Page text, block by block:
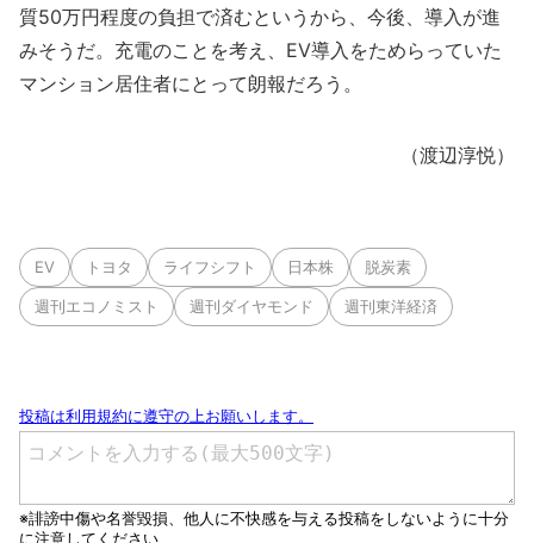
質50万円程度の負担で済むというから、今後、導入が進
みそうだ。充電のことを考え、EV導入をためらっていた
マンション居住者にとって朗報だろう。
（渡辺淳悦）
EV トヨタ ライフシフト 日本株 脱炭素
週刊エコノミスト 週刊ダイヤモンド 週刊東洋経済